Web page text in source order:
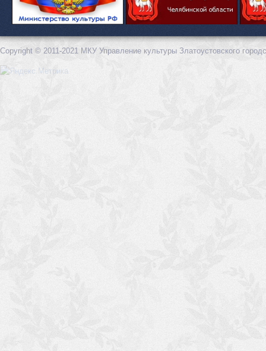
Copyright © 2011-2021 МКУ Управление культуры Златоустовского